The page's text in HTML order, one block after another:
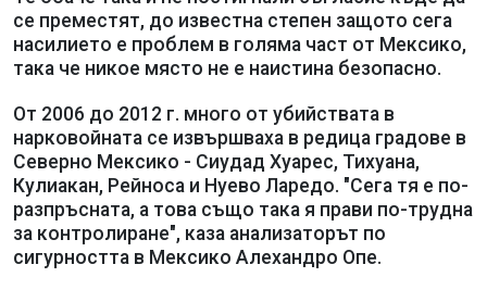
се преместят, до известна степен защото сега
насилието е проблем в голяма част от Мексико,
така че никое място не е наистина безопасно.
От 2006 до 2012 г. много от убийствата в
нарковойната се извършваха в редица градове в
Северно Мексико - Сиудад Хуарес, Тихуана,
Кулиакан, Рейноса и Нуево Ларедо. "Сега тя е по-
разпръсната, а това също така я прави по-трудна
за контролиране", каза анализаторът по
сигурността в Мексико Алехандро Опе.